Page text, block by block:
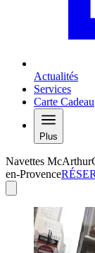
Actualités
Services
Carte Cadeau
Plus
Navettes
en-Provence